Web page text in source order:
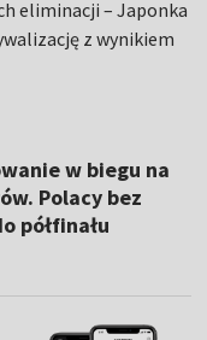
eliminacji – Japonka
z wynikiem
w biegu na
Polacy bez
półfinału